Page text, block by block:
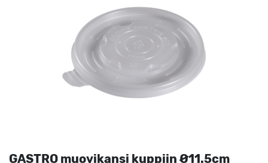
GASTRO muovikansi kuppiin Ø11.5cm